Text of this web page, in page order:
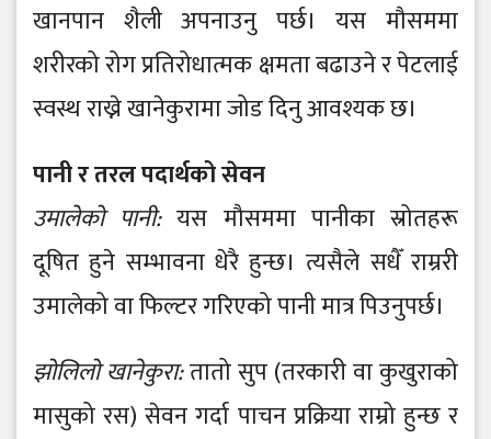
खानपान शैली अपनाउनु पर्छ। यस मौसममा
शरीरको रोग प्रतिरोधात्मक क्षमता बढाउने र पेटलाई
स्वस्थ राख्ने खानेकुरामा जोड दिनु आवश्यक छ।
पानी र तरल पदार्थको सेवन
उमालेको पानी:यस मौसममा पानीका स्रोतहरू
दूषित हुने सम्भावना धेरै हुन्छ। त्यसैले सधैँ राम्ररी
उमालेको वा फिल्टर गरिएको पानी मात्र पिउनुपर्छ।
झोलिलो खानेकुरा:तातो सुप (तरकारी वा कुखुराको
मासुको रस) सेवन गर्दा पाचन प्रक्रिया राम्रो हुन्छ र